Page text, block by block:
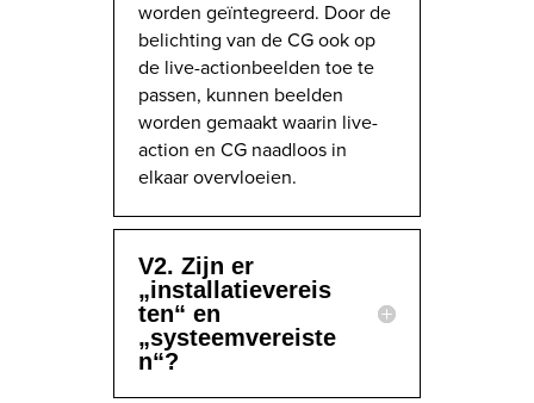
worden geïntegreerd. Door de
belichting van de CG ook op
de live-actionbeelden toe te
passen, kunnen beelden
worden gemaakt waarin live-
action en CG naadloos in
elkaar overvloeien.
V2. Zijn er
„installatievereis
ten“ en
„systeemvereiste
n“?